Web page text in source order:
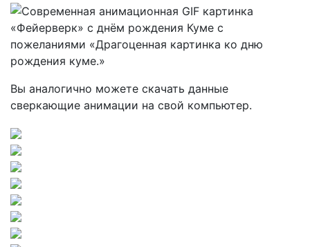
Вы аналогично можете скачать данные
сверкающие анимации на свой компьютер.